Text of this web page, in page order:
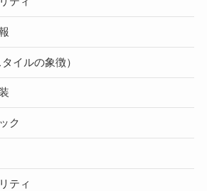
イルの象徴）
ク
ティ